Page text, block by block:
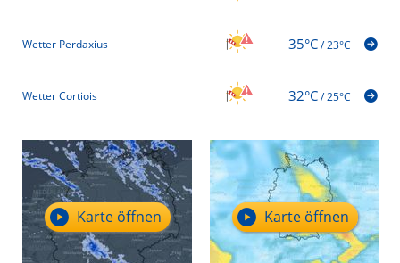
Wetter Perdaxius 35°C/23°C
Wetter Cortiois 32°C/25°C
Karte öffnen Karte öffnen